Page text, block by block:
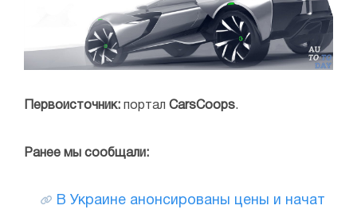
Первоисточник: портал СarsCoops.
Ранее мы сообщали:
В Украине анонсированы цены и начат